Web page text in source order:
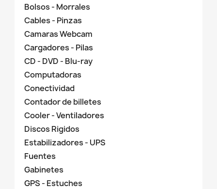
Bolsos - Morrales
Cables - Pinzas
Camaras Webcam
Cargadores - Pilas
CD - DVD - Blu-ray
Computadoras
Conectividad
Contador de billetes
Cooler - Ventiladores
Discos Rigidos
Estabilizadores - UPS
Fuentes
Gabinetes
GPS - Estuches